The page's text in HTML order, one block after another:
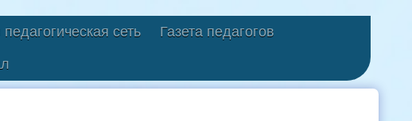
сеть Газета педагогов